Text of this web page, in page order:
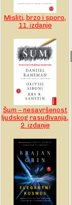
Misliti, brzo i sporo,
11. izdanje
Šum – nesavršenost
ljudskog rasuđivanja,
2. izdanje